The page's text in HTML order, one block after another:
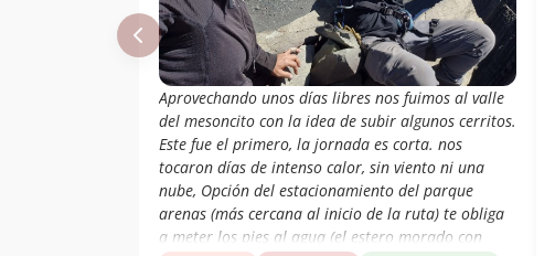
Aprovechando unos días libres nos fuimos al valle
del mesoncito con la idea de subir algunos cerritos.
Este fue el primero, la jornada es corta. nos
tocaron días de intenso calor, sin viento ni una
nube, Opción del estacionamiento del parque
arenas (más cercana al inicio de la ruta) te obliga
a meter los pies al agua (el estero morado con